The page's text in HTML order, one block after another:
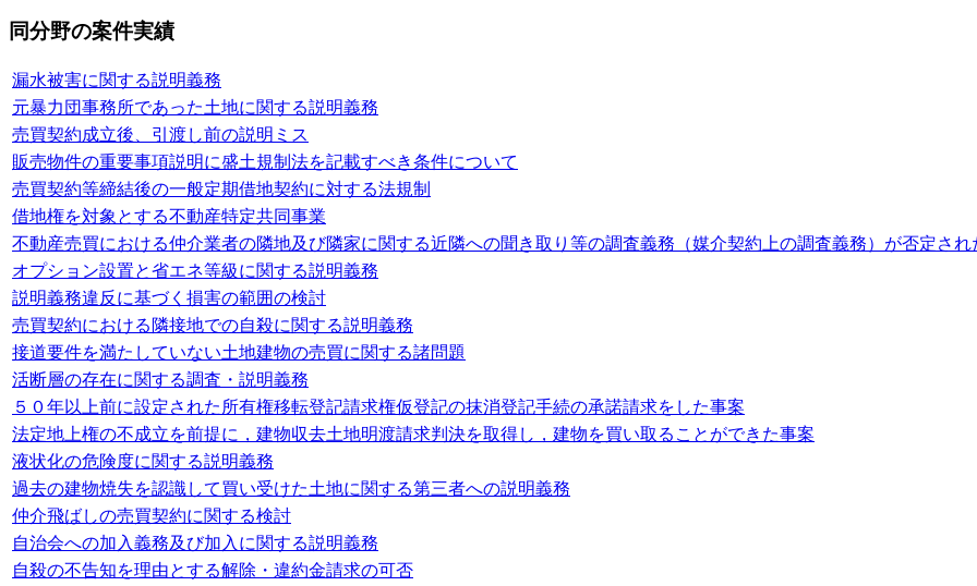
同分野の案件実績
漏水被害に関する説明義務
元暴力団事務所であった土地に関する説明義務
売買契約成立後、引渡し前の説明ミス
販売物件の重要事項説明に盛土規制法を記載すべき条件について
売買契約等締結後の一般定期借地契約に対する法規制
借地権を対象とする不動産特定共同事業
不動産売買における仲介業者の隣地及び隣家に関する近隣への聞き取り等の調査義務（媒介契約上の調査義務）が否定され
オプション設置と省エネ等級に関する説明義務
説明義務違反に基づく損害の範囲の検討
売買契約における隣接地での自殺に関する説明義務
接道要件を満たしていない土地建物の売買に関する諸問題
活断層の存在に関する調査・説明義務
５０年以上前に設定された所有権移転登記請求権仮登記の抹消登記手続の承諾請求をした事案
法定地上権の不成立を前提に，建物収去土地明渡請求判決を取得し，建物を買い取ることができた事案
液状化の危険度に関する説明義務
過去の建物焼失を認識して買い受けた土地に関する第三者への説明義務
仲介飛ばしの売買契約に関する検討
自治会への加入義務及び加入に関する説明義務
自殺の不告知を理由とする解除・違約金請求の可否